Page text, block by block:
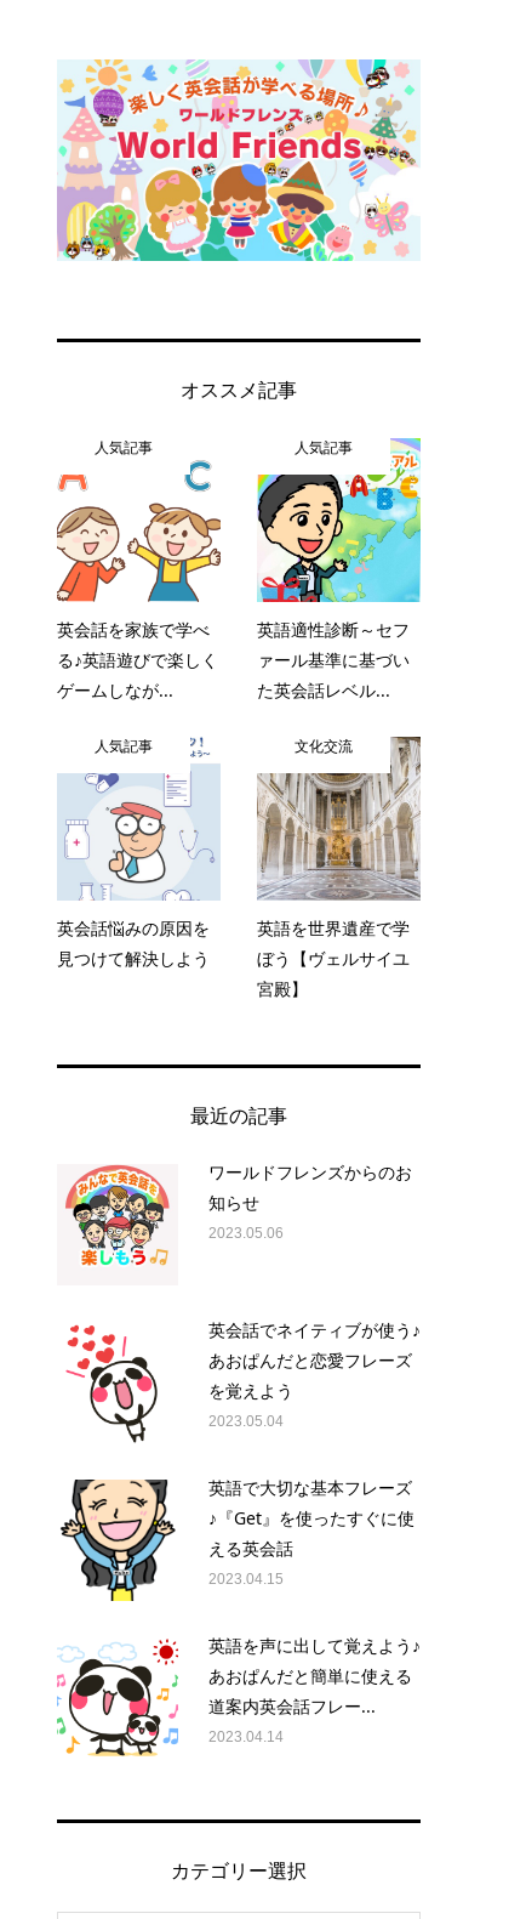
オススメ記事
人気記事
英会話を家族で学べ
る♪英語遊びで楽しく
ゲームしなが...
人気記事
英語適性診断～セフ
ァール基準に基づい
た英会話レベル...
人気記事
英会話悩みの原因を
見つけて解決しよう
文化交流
英語を世界遺産で学
ぼう【ヴェルサイユ
宮殿】
最近の記事
ワールドフレンズからのお
知らせ
2023.05.06
英会話でネイティブが使う♪
あおぱんだと恋愛フレーズ
を覚えよう
2023.05.04
英語で大切な基本フレーズ
♪『Get』を使ったすぐに使
える英会話
2023.04.15
英語を声に出して覚えよう♪
あおぱんだと簡単に使える
道案内英会話フレー...
2023.04.14
カテゴリー選択